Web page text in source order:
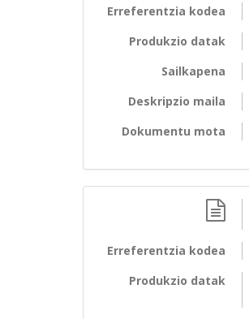
Erreferentzia kodea
Produkzio datak
Sailkapena
Deskripzio maila
Dokumentu mota
Erreferentzia kodea
Produkzio datak